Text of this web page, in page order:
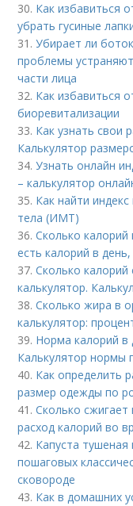
30. Как избавиться
убрать гусиные
31.Убирает ли
проблемы
части лица
32. Как избавиться
биоревитализации
33. Как узнать свои
Калькулятор
34.Узнать онлайн
– калькулятор
35. Как найти
тела (ИМТ)
36.Сколько
есть калорий в
37.Сколько
калькулятор.
38.Сколько жира в
калькулятор:
39. Норма калорий в
Калькулятор нормы
40. Как определить
размер одежды по
41.Сколько сжигает
расход калорий во
42. Капуста
пошаговых
сковороде
43. Как в домашних